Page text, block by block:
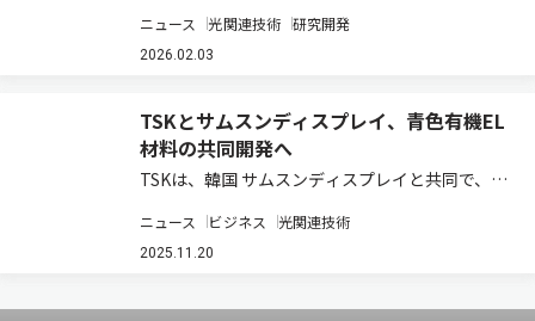
るELDMR法を用いて信号の観測に成功し、その
起源が電子正孔対であることを実証した（ニュー
ニュース 光関連技術 研究開発
2026.02.03
TSKとサムスンディスプレイ、青色有機EL
材料の共同開発へ
TSKは、韓国 サムスンディスプレイと共同で、青
すると発表した（ニュースリリース）。 有機EL
材料の合成には、これまで主にパラジウム触媒が
ニュース ビジネス 光関連技術
2025.11.20